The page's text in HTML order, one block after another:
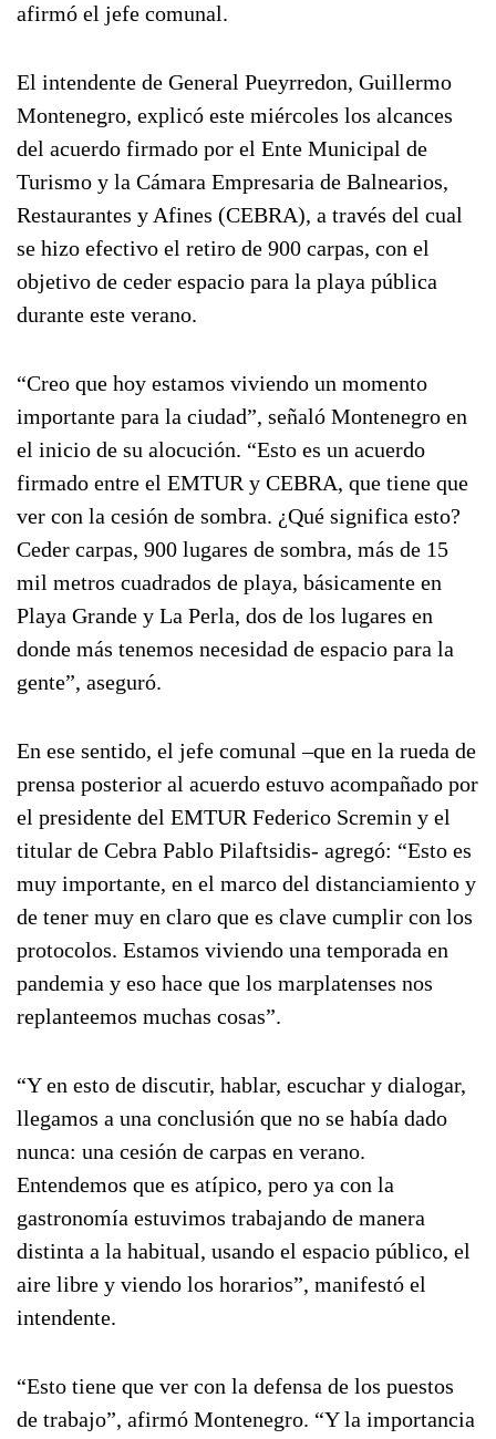
afirmó el jefe comunal.
El intendente de General Pueyrredon, Guillermo
Montenegro, explicó este miércoles los alcances
del acuerdo firmado por el Ente Municipal de
Turismo y la Cámara Empresaria de Balnearios,
Restaurantes y Afines (CEBRA), a través del cual
se hizo efectivo el retiro de 900 carpas, con el
objetivo de ceder espacio para la playa pública
durante este verano.
“Creo que hoy estamos viviendo un momento
importante para la ciudad”, señaló Montenegro en
el inicio de su alocución. “Esto es un acuerdo
firmado entre el EMTUR y CEBRA, que tiene que
ver con la cesión de sombra. ¿Qué significa esto?
Ceder carpas, 900 lugares de sombra, más de 15
mil metros cuadrados de playa, básicamente en
Playa Grande y La Perla, dos de los lugares en
donde más tenemos necesidad de espacio para la
gente”, aseguró.
En ese sentido, el jefe comunal –que en la rueda de
prensa posterior al acuerdo estuvo acompañado por
el presidente del EMTUR Federico Scremin y el
titular de Cebra Pablo Pilaftsidis- agregó: “Esto es
muy importante, en el marco del distanciamiento y
de tener muy en claro que es clave cumplir con los
protocolos. Estamos viviendo una temporada en
pandemia y eso hace que los marplatenses nos
replanteemos muchas cosas”.
“Y en esto de discutir, hablar, escuchar y dialogar,
llegamos a una conclusión que no se había dado
nunca: una cesión de carpas en verano.
Entendemos que es atípico, pero ya con la
gastronomía estuvimos trabajando de manera
distinta a la habitual, usando el espacio público, el
aire libre y viendo los horarios”, manifestó el
intendente.
“Esto tiene que ver con la defensa de los puestos
de trabajo”, afirmó Montenegro. “Y la importancia